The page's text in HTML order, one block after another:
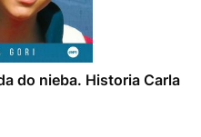
do nieba. Historia Carla